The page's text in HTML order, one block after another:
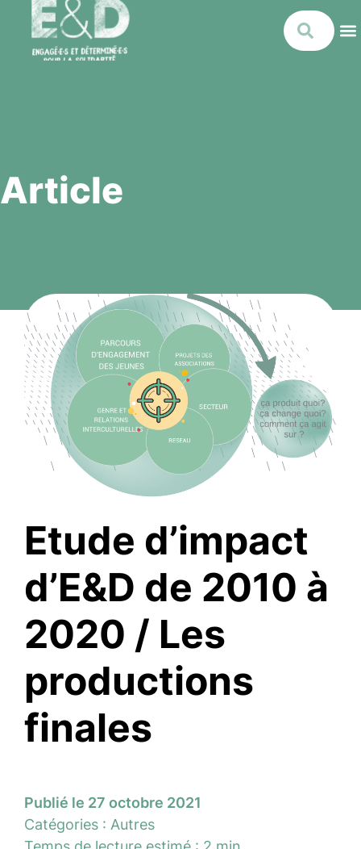
Article
Etude d’impact
d’E&D de 2010 à
2020 / Les
productions
finales
Publié le 27 octobre 2021
Catégories : Autres